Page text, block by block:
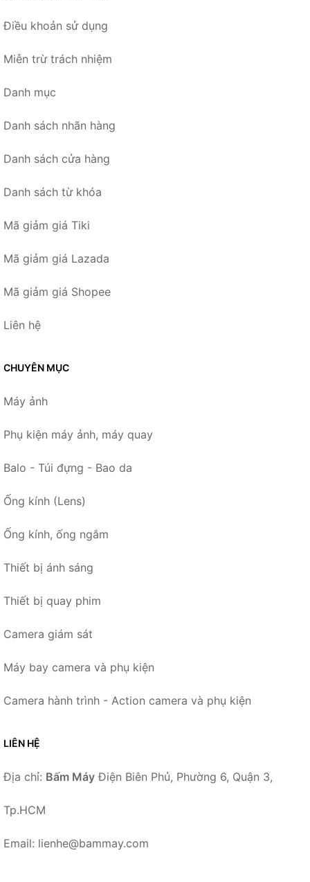
Điều khoản sử dụng
Miễn trừ trách nhiệm
Danh mục
Danh sách nhãn hàng
Danh sách cửa hàng
Danh sách từ khóa
Mã giảm giá Tiki
Mã giảm giá Lazada
Mã giảm giá Shopee
Liên hệ
CHUYÊN MỤC
Máy ảnh
Phụ kiện máy ảnh, máy quay
Balo - Túi đựng - Bao da
Ống kính (Lens)
Ống kính, ống ngắm
Thiết bị ánh sáng
Thiết bị quay phim
Camera giám sát
Máy bay camera và phụ kiện
Camera hành trình - Action camera và phụ kiện
LIÊN HỆ
Địa chỉ: Bấm Máy Điện Biên Phủ, Phường 6, Quận 3,
Tp.HCM
Email: lienhe@bammay.com